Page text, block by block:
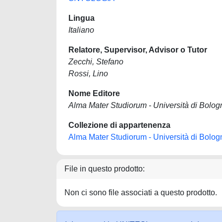
Lingua
Italiano
Relatore, Supervisor, Advisor o Tutor
Zecchi, Stefano
Rossi, Lino
Nome Editore
Alma Mater Studiorum - Università di
Collezione di appartenenza
Alma Mater Studiorum - Università di
File in questo prodotto:
Non ci sono file associati a questo prodotto.